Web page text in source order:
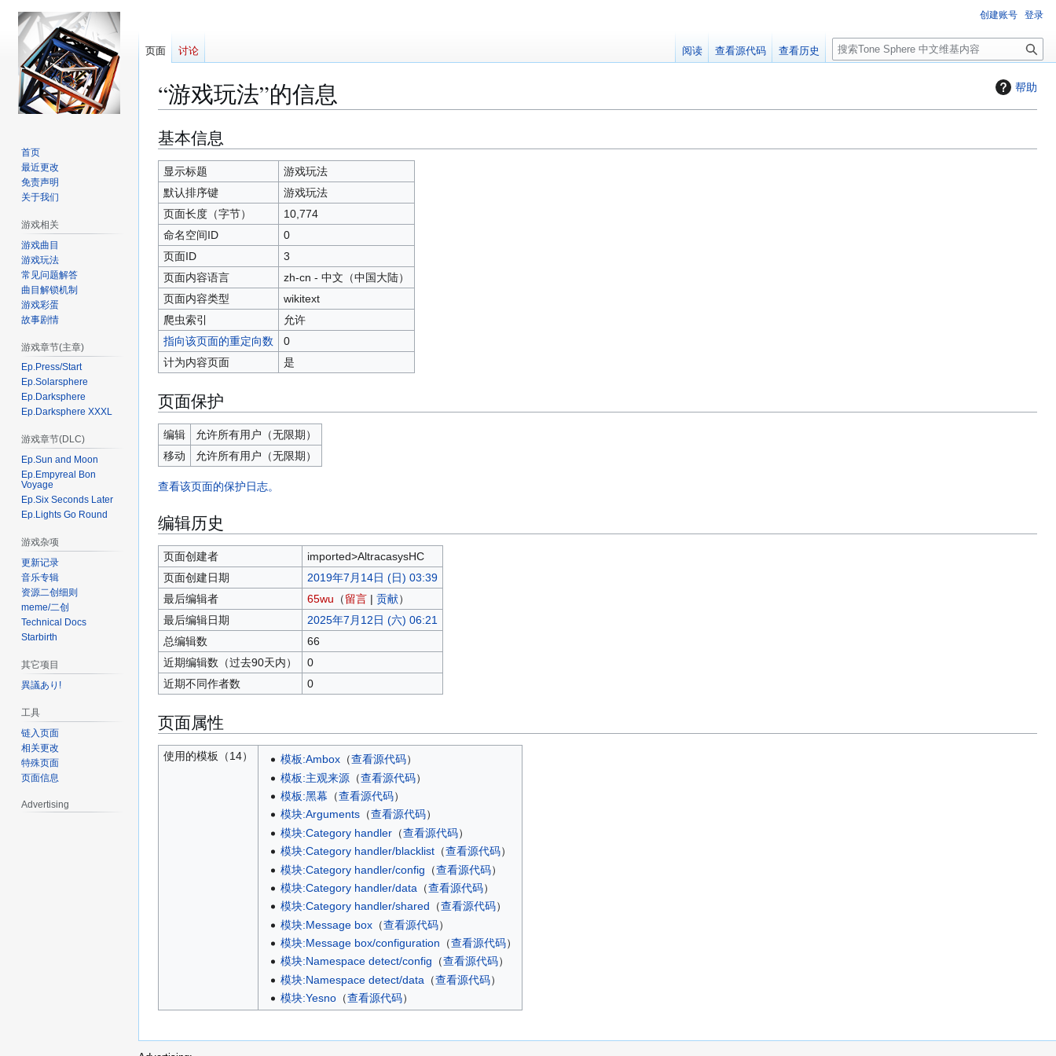
帮助
“游戏玩法”的信息
跳
转
到
导
航
跳
转
到
搜
索
基本信息
显示标题
游戏玩法
默认排序键
游戏玩法
页面长度（字节）
10,774
命名空间ID
0
页面ID
3
页面内容语言
zh-cn - 中文（中国大陆）
页面内容类型
wikitext
爬虫索引
允许
指向该页面的重定向数
0
计为内容页面
是
页面保护
编辑
允许所有用户​（无限期）
移动
允许所有用户​（无限期）
查看该页面的保护日志。
编辑历史
页面创建者
imported>AltracasysHC
页面创建日期
2019年7月14日 (日) 03:39
最后编辑者
65wu （留言| 贡献）
最后编辑日期
2025年7月12日 (六) 06:21
总编辑数
66
近期编辑数（过去90天内）
0
近期不同作者数
0
页面属性
使用的模板（14） 模板:Ambox​（查看源代码）​
模板:主观来源​（查看源代码）​
模板:黑幕 ​（查看源代码）​
模块:Arguments​（查看源代码）​
模块:Category handler​（查看源代码）​
模块:Category handler/blacklist​（查看源代码）​
模块:Category handler/config ​（查看源代码）​
模块:Category handler/data ​（查看源代码）​
模块:Category handler/shared ​（查看源代码）​
模块:Message box​（查看源代码）​
模块:Message box/configuration ​（查看源代码）​
模块:Namespace detect/config ​（查看源代码）​
模块:Namespace detect/data ​（查看源代码）​
模块:Yesno​（查看源代码）​
创建账号 登录
页面 讨论 阅读 查看源代码 查看历史
搜
索
首页
最近更改
免责声明
关于我们
游戏相关
游戏曲目
游戏玩法
常见问题解答
曲目解锁机制
游戏彩蛋
故事剧情
游戏章节(主章)
Ep.Press/Start
Ep.Solarsphere
Ep.Darksphere
Ep.Darksphere XXXL
游戏章节(DLC)
Ep.Sun and Moon
Ep.Empyreal Bon
Voyage
Ep.Six Seconds Later
Ep.Lights Go Round
游戏杂项
更新记录
音乐专辑
资源二创细则
meme/二创
Technical Docs
Starbirth
其它项目
異議あり!
工具
链入页面
相关更改
特殊页面
页面信息
Advertising